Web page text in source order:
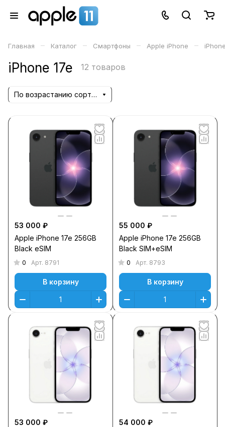
Главная – Каталог – Смартфоны – Apple iPhone –
iPhone 17e 12 товаров
По возрастанию сортировки
53 000 ₽
Apple iPhone 17e 256GB
Black eSIM
0 Арт. 8791
В корзину
55 000 ₽
Apple iPhone 17e 256GB
Black SIM+eSIM
0 Арт. 8793
В корзину
53 000 ₽
54 000 ₽